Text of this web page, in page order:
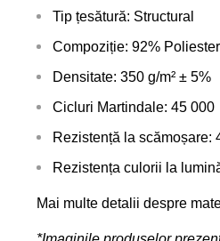
Tip țesătură: Structural
Compoziție: 92%
Densitate: 350 g/m² ± 5%
Cicluri Martindale: 45 000
Rezistență la scămoșare:
Rezistența culorii la
Mai multe detalii despre